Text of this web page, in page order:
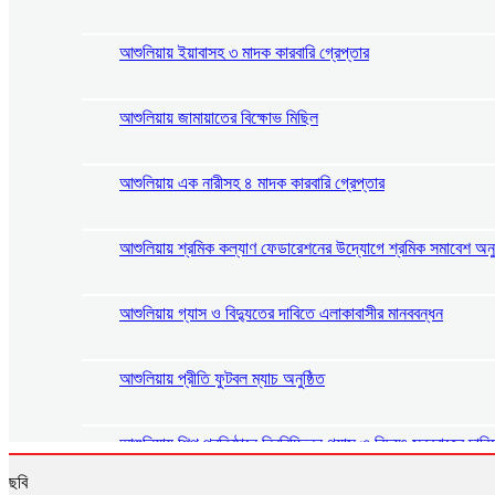
আশুলিয়ায় ইয়াবাসহ ৩ মাদক কারবারি গ্রেপ্তার
আশুলিয়ায় জামায়াতের বিক্ষোভ মিছিল
আশুলিয়ায় এক নারীসহ ৪ মাদক কারবারি গ্রেপ্তার
আশুলিয়ায় শ্রমিক কল্যাণ ফেডারেশনের উদ্যোগে শ্রমিক সমাবেশ
আশুলিয়ায় গ্যাস ও বিদ্যুতের দাবিতে এলাকাবাসীর মানববন্ধন
আশুলিয়ায় প্রীতি ফুটবল ম্যাচ অনুষ্ঠিত
আশুলিয়ায় শিল্প প্রতিষ্ঠানে নিরবিচ্ছিন্ন গ্যাস ও বিদ্যুৎ সরবরাহের
ছবি